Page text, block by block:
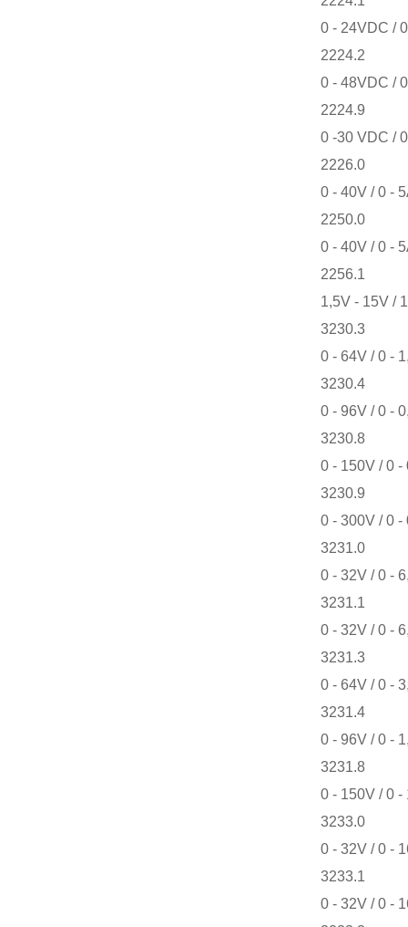
0 - 24VDC /
2224.2
0 - 48VDC /
2224.9
0 -30 VDC /
2226.0
0 - 40V / 0 -
2250.0
0 - 40V / 0 -
2256.1
1,5V - 15V /
3230.3
0 - 64V / 0 -
3230.4
0 - 96V / 0 -
3230.8
0 - 150V / 0 -
3230.9
0 - 300V / 0 -
3231.0
0 - 32V / 0 -
3231.1
0 - 32V / 0 -
3231.3
0 - 64V / 0 -
3231.4
0 - 96V / 0 -
3231.8
0 - 150V / 0 -
3233.0
0 - 32V / 0 -
3233.1
0 - 32V / 0 -